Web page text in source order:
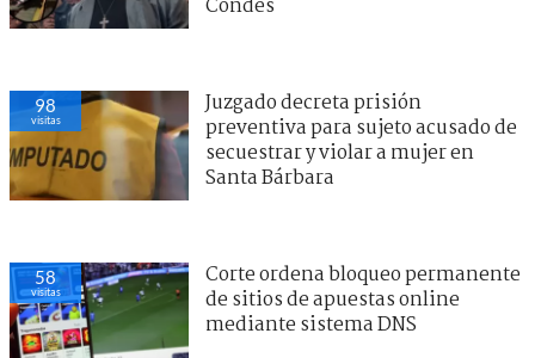
Condes
98
visitas
Juzgado decreta prisión
preventiva para sujeto acusado de
secuestrar y violar a mujer en
Santa Bárbara
58
visitas
Corte ordena bloqueo permanente
de sitios de apuestas online
mediante sistema DNS